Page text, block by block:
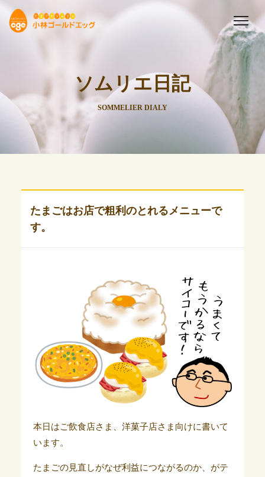
ソムリエ日記
SOMMELIER DIALY
たまごはお店で粗利のとれるメニューで
す。
本日はご飲食店さま、洋菓子店さま向けに書いて
います。
たまごの見直しがなぜ利益につながるのか、がテ